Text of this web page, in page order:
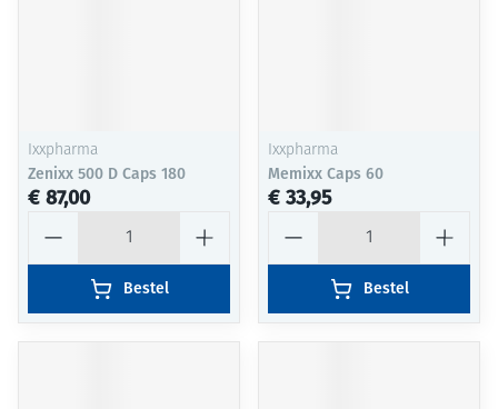
Ixxpharma
Zenixx 500 D Caps 180
€ 87,00
Bestel
Ixxpharma
Memixx Caps 60
€ 33,95
Bestel